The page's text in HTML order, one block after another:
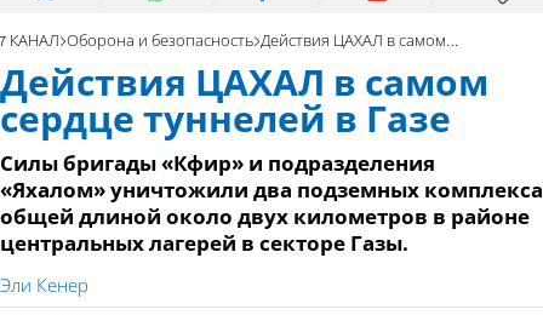
7 КАНАЛ Оборона и безопасность Действия ЦАХАЛ в самом сердце туннелей в Газе
Действия ЦАХАЛ в самом
сердце туннелей в Газе
Силы бригады «Кфир» и подразделения
«Яхалом» уничтожили два подземных комплекса
общей длиной около двух километров в районе
центральных лагерей в секторе Газы.
Эли Кенер